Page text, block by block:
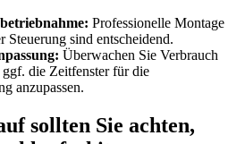
Professionelle Montage
Steuerung sind entscheidend.
Überwachen Sie Verbrauch
die Zeitfenster für die
anzupassen.
sollten Sie achten,